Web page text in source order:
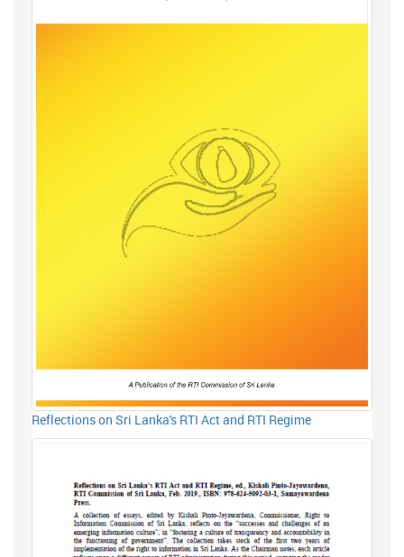
Reflections on Sri Lanka's RTI Act and RTI Regime